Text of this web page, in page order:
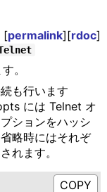
[permalink][rdoc]
。
も行います
には Telnet オ
ションをハッシ
略時にはそれぞ
れます。